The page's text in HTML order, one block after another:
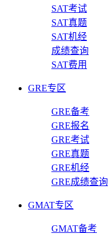
SAT考试
SAT真题
SAT机经
成绩查询
SAT费用
GRE专区
GRE备考
GRE报名
GRE考试
GRE真题
GRE机经
GRE成绩查询
GMAT专区
GMAT备考